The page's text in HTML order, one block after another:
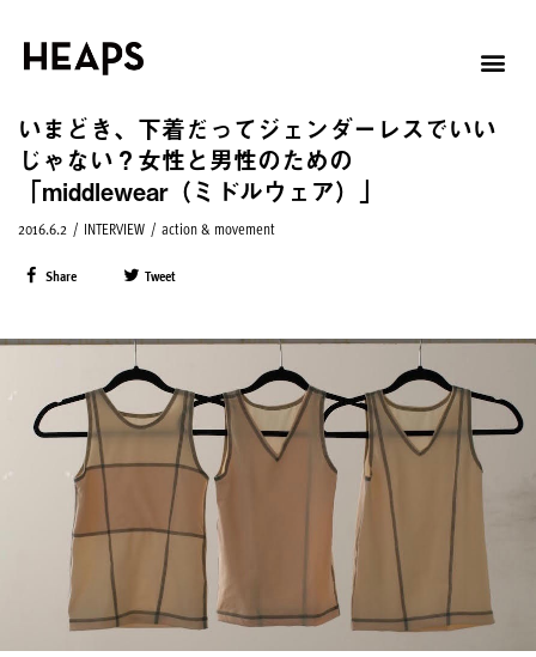
いまどき、下着だってジェンダーレスでいい
じゃない？女性と男性のための
「middlewear（ミドルウェア）」
2016.6.2 / INTERVIEW / action & movement
Share Tweet